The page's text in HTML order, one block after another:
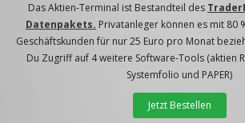
Das Aktien-Terminal ist Bestandteil des
Datenpakets. Privatanleger können es mit 80
Geschäftskunden für nur 25 Euro pro Monat
Du Zugriff auf 4 weitere Software-Tools (aktien
Systemfolio und PAPER)
Jetzt Bestellen